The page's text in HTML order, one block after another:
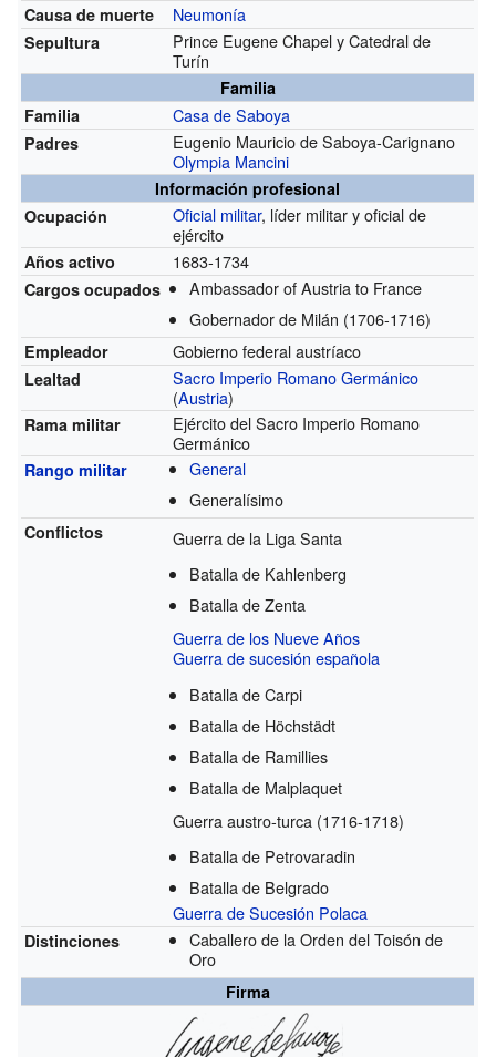
Causa de muerte Neumonía
Sepultura
Prince Eugene Chapel y Catedral de
Turín
Familia
Familia
Casa de Saboya
Padres
Eugenio Mauricio de Saboya-Carignano
Olympia Mancini
Información profesional
Ocupación
Oficial militar, líder militar y oficial de
ejército
Años activo 1683-1734
Cargos ocupados
Ambassador of Austria to France
Gobernador de Milán (1706-1716)
Empleador Gobierno federal austríaco
Lealtad
Sacro Imperio Romano Germánico
(Austria)
Rama militar
Ejército del Sacro Imperio Romano
Germánico
Rango militar
General
Generalísimo
Conflictos
Guerra de la Liga Santa
Batalla de Kahlenberg
Batalla de Zenta
Guerra de los Nueve Años
Guerra de sucesión española
Batalla de Carpi
Batalla de Höchstädt
Batalla de Ramillies
Batalla de Malplaquet
Guerra austro-turca (1716-1718)
Batalla de Petrovaradin
Batalla de Belgrado
Guerra de Sucesión Polaca
Distinciones
Caballero de la Orden del Toisón de
Oro
Firma